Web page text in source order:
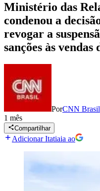
Ministério das
condenou a
revogar a
sanções às vendas
PorCNN Brasil
1 mês
Compartilhar
Adicionar Itatiaia ao